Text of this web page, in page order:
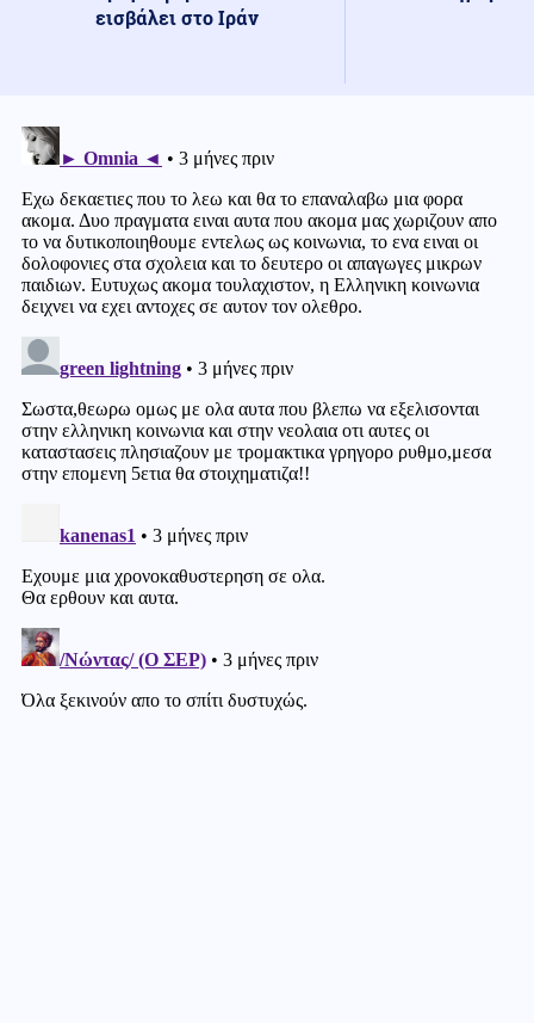
εισβάλει στο Ιράν